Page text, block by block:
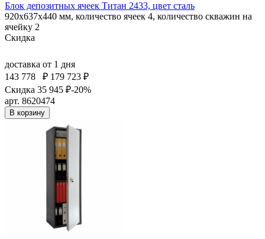
Блок депозитных ячеек Титан 2433, цвет сталь
920x637x440 мм, количество ячеек 4, количество скважин на
ячейку 2
Скидка
доставка от 1 дня
143 778
₽ 179 723 ₽
Скидка 35 945 ₽-20%
арт. 8620474
В корзину